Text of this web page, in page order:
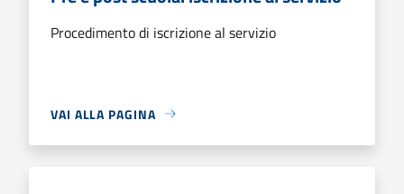
Procedimento di iscrizione al servizio
VAI ALLA PAGINA